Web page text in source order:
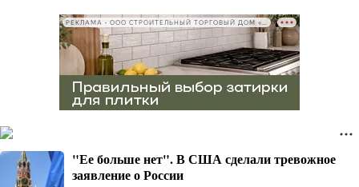
РЕКЛАМА • ООО СТРОИТЕЛЬНЫЙ ТОРГОВЫЙ ДОМ «ПЕТРОВИЧ», ИНН 7802348846
"Ее больше нет". В США сделали тревожное
заявление о России